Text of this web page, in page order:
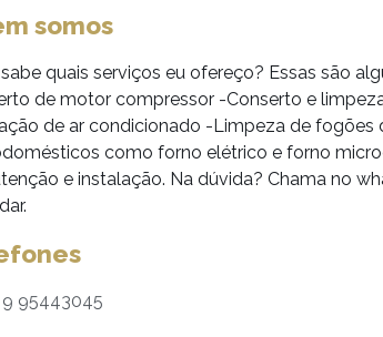
somos
quais serviços eu ofereço? Essas são
de motor compressor -Conserto e
de ar condicionado -Limpeza de
como forno elétrico e forno
e instalação. Na dúvida? Chama no
9 95443045